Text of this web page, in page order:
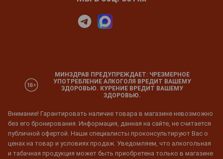
МИНЗДРАВ ПРЕДУПРЕЖДАЕТ: ЧРЕЗМЕРНОЕ
УПОТРЕБЛЕНИЕ АЛКОГОЛЯ ВРЕДИТ ВАШЕМУ
ЗДОРОВЬЮ. КУРЕНИЕ ВРЕДИТ ВАШЕМУ
ЗДОРОВЬЮ.
Внимание! Гарантировать наличие товара в магазине невозможно
без его бронирования. Информация, данная на сайте, не считается
публичной офертой. Наши специалисты проконсультируют Вас о
ценах на товар и условиях продаж. Уведомляем, что алкогольная
и табачная продукция может быть приобретена только в магазине